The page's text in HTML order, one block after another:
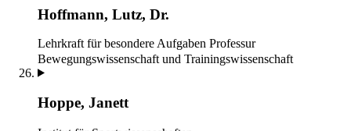
Hoffmann, Lutz, Dr.
Lehrkraft für besondere Aufgaben Professur
Bewegungswissenschaft und Trainingswissenschaft
Hoppe, Janett